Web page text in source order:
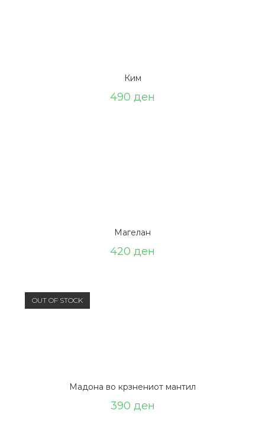
Ким
490 ден
Магелан
420 ден
OUT OF STOCK
Мадона во крзнениот мантил
390 ден